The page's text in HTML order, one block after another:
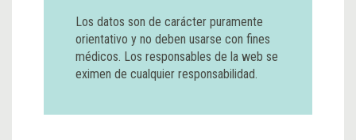
Los datos son de carácter puramente
orientativo y no deben usarse con fines
médicos. Los responsables de la web se
eximen de cualquier responsabilidad.